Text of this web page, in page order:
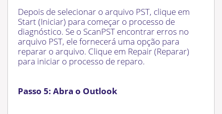
Depois de selecionar o arquivo PST, clique em
Start (Iniciar) para começar o processo de
diagnóstico. Se o ScanPST encontrar erros no
arquivo PST, ele fornecerá uma opção para
reparar o arquivo. Clique em Repair (Reparar)
para iniciar o processo de reparo.
Passo 5: Abra o Outlook